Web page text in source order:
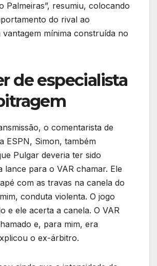
Palmeiras”, resumiu, colocando
do rival ao
vantagem mínima construída no
de especialista
o comentarista de
ESPN, Simon, também
Pulgar deveria ter sido
lance para o VAR chamar. Ele
com as travas na canela do
conduta violenta. O jogo
e ele acerta a canela. O VAR
e, para mim, era
o ex-árbitro.